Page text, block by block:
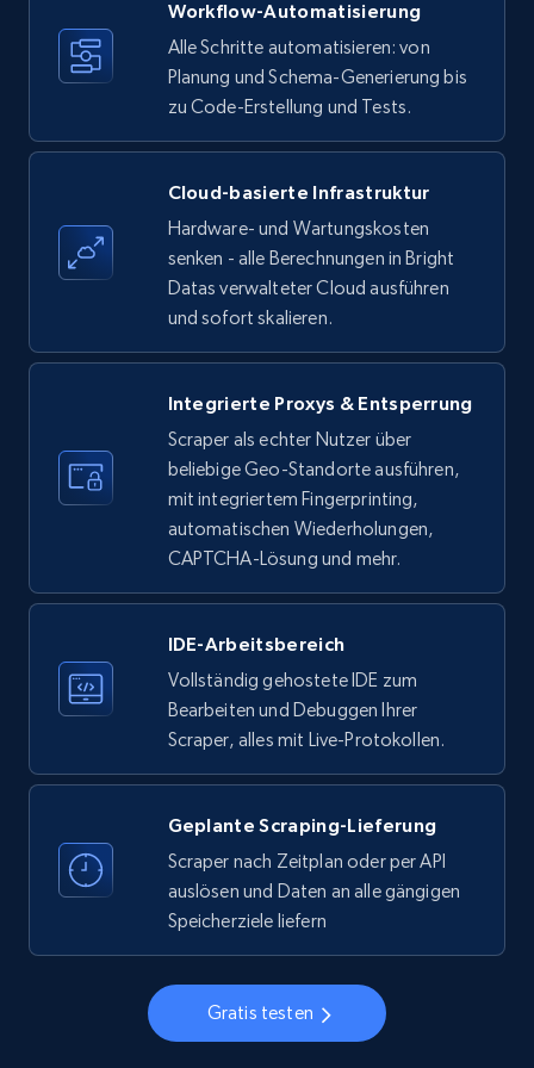
35.3K+ 5.7K+ Gratis testen
Amazon products - find products by using
upc numbers
Title, Seller name, Brand, Description, Initial
price, Currency, Availability, Reviews count, and
LinkedIn company information
ID, Name, Country code, Locations, Followers,
Employees in linkedin, About, Specialties, and
3.5K+ Gratis testen
business account, Is professional account, Is
verified, and more.
3.5K+ Gratis testen
Instagram - Profiles - Collect profile
Workflow-Automatisierung
Alle Schritte automatisieren: von
Planung und Schema-Generierung bis
zu Code-Erstellung und Tests.
Cloud-basierte Infrastruktur
Hardware- und Wartungskosten
senken - alle Berechnungen in Bright
Datas verwalteter Cloud ausführen
und sofort skalieren.
Integrierte Proxys & Entsperrung
Scraper als echter Nutzer über
beliebige Geo-Standorte ausführen,
mit integriertem Fingerprinting,
automatischen Wiederholungen,
CAPTCHA-Lösung und mehr.
IDE-Arbeitsbereich
Vollständig gehostete IDE zum
Bearbeiten und Debuggen Ihrer
Scraper, alles mit Live-Protokollen.
Geplante Scraping-Lieferung
Scraper nach Zeitplan oder per API
auslösen und Daten an alle gängigen
Speicherziele liefern
Gratis testen